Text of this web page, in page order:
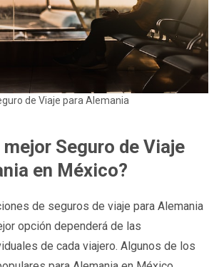
de Viaje para Alemania
mejor Seguro de Viaje
en México?
de seguros de viaje para Alemania
opción dependerá de las
de cada viajero. Algunos de los